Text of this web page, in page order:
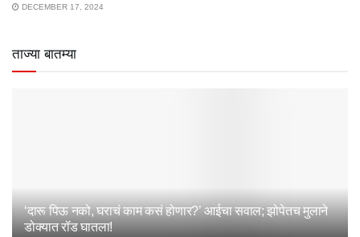
DECEMBER 17, 2024
ताज्या बातम्या
‘दारू पिऊ नको, घराचं काम कसं होणार?’ आईचा सवाल; झोपेतच मुलाने
डोक्यात रॉड घातला!